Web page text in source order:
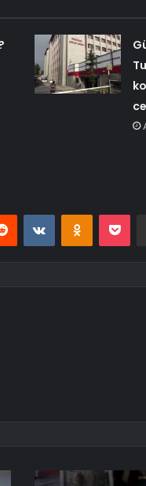
Reddit VKontakte